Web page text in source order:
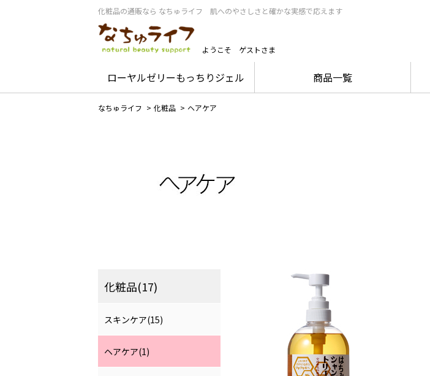
化粧品の通販なら なちゅライフ 肌へのやさしさと確かな実感で応えます
ようこそ ゲストさま
ローヤルゼリーもっちりジェル 商品一覧
なちゅライフ > 化粧品 > ヘアケア
化粧品(17)
スキンケア(15)
ヘアケア(1)